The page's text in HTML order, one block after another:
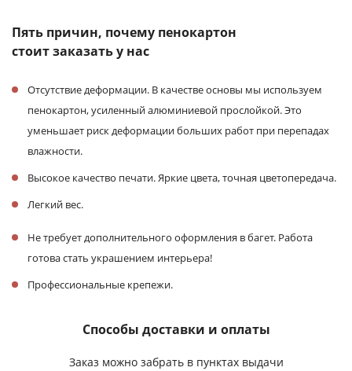
Пять причин, почему пенокартон
стоит заказать у нас
Отсутствие деформации. В качестве основы мы используем
пенокартон, усиленный алюминиевой прослойкой. Это
уменьшает риск деформации больших работ при перепадах
влажности.
Высокое качество печати. Яркие цвета, точная цветопередача.
Легкий вес.
Не требует дополнительного оформления в багет. Работа
готова стать украшением интерьера!
Профессиональные крепежи.
Способы доставки и оплаты
Заказ можно забрать в пунктах выдачи